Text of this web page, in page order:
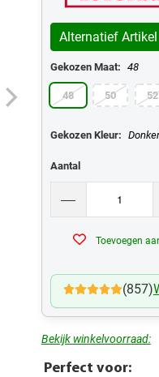
Alternatief
Gekozen Maat: 48
48 50 52
Gekozen Kleur:
Aantal
Toevoegen
(857)
Bekijk winkelvoorraad:
Perfect voor: